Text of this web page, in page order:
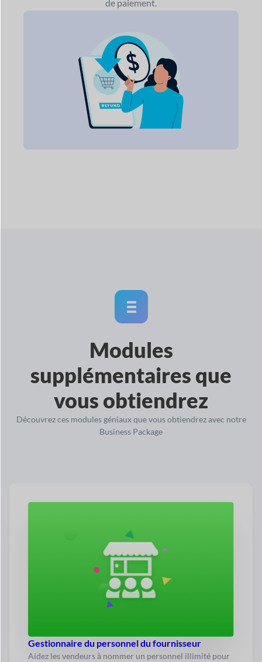
de paiement.
Modules
supplémentaires que
vous obtiendrez
Découvrez ces modules géniaux que vous obtiendrez avec notre
Business Package
Gestionnaire du personnel du fournisseur
Aidez les vendeurs à nommer un personnel illimité pour